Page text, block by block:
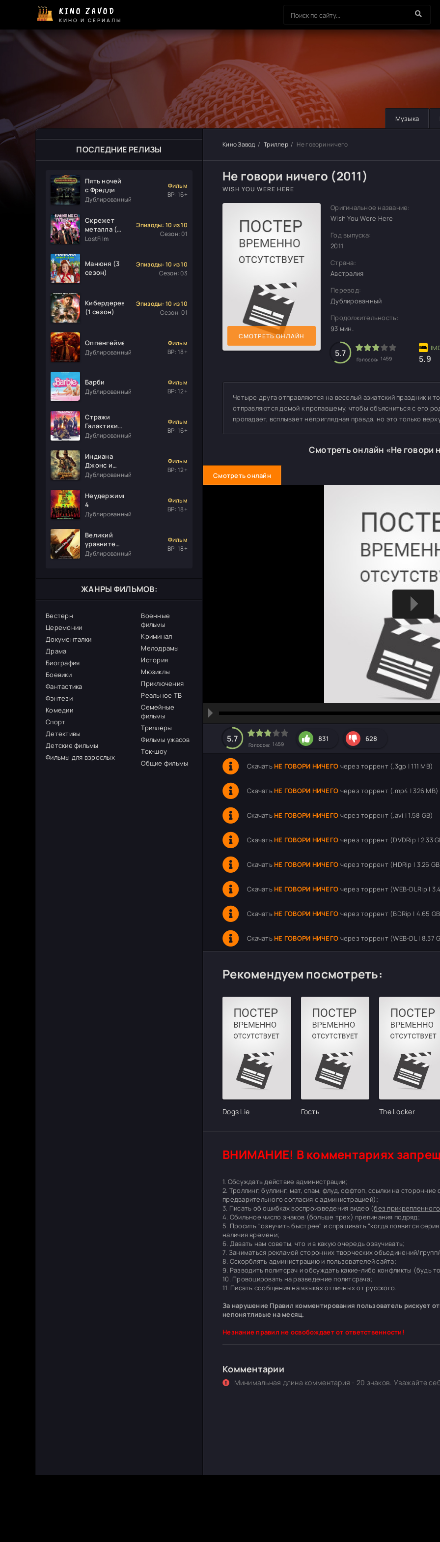
KINO ZAVOD
КИНО И СЕРИАЛЫ
Музыка
ПОСЛЕДНИЕ РЕЛИЗЫ
Пять ночей
с Фредди
Дублированный
Фильм
ВР: 16+
Скрежет
металла (1
сезон)
LostFilm
Эпизоды: 10 из 10
Сезон: 01
Манюня (3
сезон)
Эпизоды: 10 из 10
Сезон: 03
Кибердеревня
(1 сезон)
Эпизоды: 10 из 10
Сезон: 01
Оппенгеймер
Дублированный
Фильм
ВР: 18+
Барби
Дублированный
Фильм
ВР: 12+
Стражи
Галактики.
Часть 3
Дублированный
Фильм
ВР: 16+
Индиана
Джонс и
колесо
Дублированный
Фильм
ВР: 12+
Неудержимые
4
Дублированный
Фильм
ВР: 18+
Великий
уравнитель
3
Дублированный
Фильм
ВР: 18+
ЖАНРЫ ФИЛЬМОВ:
Вестерн
Церемонии
Документалки
Драма
Биография
Боевики
Фантастика
Фэнтези
Комедии
Спорт
Детективы
Детские фильмы
Фильмы для взрослых
Военные
фильмы
Криминал
Мелодрамы
История
Мюзиклы
Приключения
Реальное ТВ
Семейные
фильмы
Триллеры
Фильмы ужасов
Ток-шоу
Общие фильмы
Кино Завод Триллер Не говори ничего
Не говори ничего (2011)
WISH YOU WERE HERE
СМОТРЕТЬ ОНЛАЙН
Оригинальное название:
Wish You Were Here
Год выпуска:
2011
Страна:
Австралия
Перевод:
Дублированный
Продолжительность:
93 мин.
5.7
Голосов: 1459 5.9
Четыре друга отправляются на веселый азиатский праздник и
отправляются домой к пропавшему, чтобы объясниться с его
пропадает, всплывает неприглядная правда, но это только
Смотреть онлайн «Не говори
Смотреть онлайн
hd2160
hd1440
highres
hd1080
hd720
large
medium
small
tiny
5.7
Голосов: 1459
831 628
Скачать НЕ ГОВОРИ НИЧЕГО через торрент (.3gp | 111 MB)
Скачать НЕ ГОВОРИ НИЧЕГО через торрент (.mp4 | 326 MB)
Скачать НЕ ГОВОРИ НИЧЕГО через торрент (.avi | 1.58 GB)
Скачать НЕ ГОВОРИ НИЧЕГО через торрент (DVDRip | 2.33
Скачать НЕ ГОВОРИ НИЧЕГО через торрент (HDRip | 3.26
Скачать НЕ ГОВОРИ НИЧЕГО через торрент (WEB-DLRip |
Скачать НЕ ГОВОРИ НИЧЕГО через торрент (BDRip | 4.65
Скачать НЕ ГОВОРИ НИЧЕГО через торрент (WEB-DL | 8.37
Рекомендуем посмотреть:
Dogs Lie Гость The Locker
ВНИМАНИЕ! В комментариях
1. Обсуждать действие администрации;
2. Троллинг, буллинг, мат, спам, флуд, оффтоп, ссылки на
предварительного согласия с администрацией);
3. Писать об ошибках воспроизведения видео (без
4. Обильное число знаков (больше трех) препинания подряд;
5. Просить "озвучить быстрее" и спрашивать "когда появится
наличия времени;
6. Давать нам советы, что и в какую очередь озвучивать;
7. Заниматься рекламой сторонних творческих объединений/
8. Оскорблять администрацию и пользователей сайта;
9. Разводить политсрач и обсуждать какие-либо конфликты (будь
10. Провоцировать на разведение политсрача;
11. Писать сообщения на языках отличных от русского.
За нарушение Правил комментирования пользователь рискует
непонятливые на месяц.
Незнание правил не освобождает от ответственности!
Комментарии
Минимальная длина комментария - 20 знаков. Уважайте